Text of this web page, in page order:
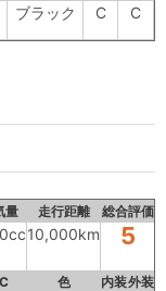
ブラック C C
量 走行距離 総合評価
10,000km 5
色 内装外装